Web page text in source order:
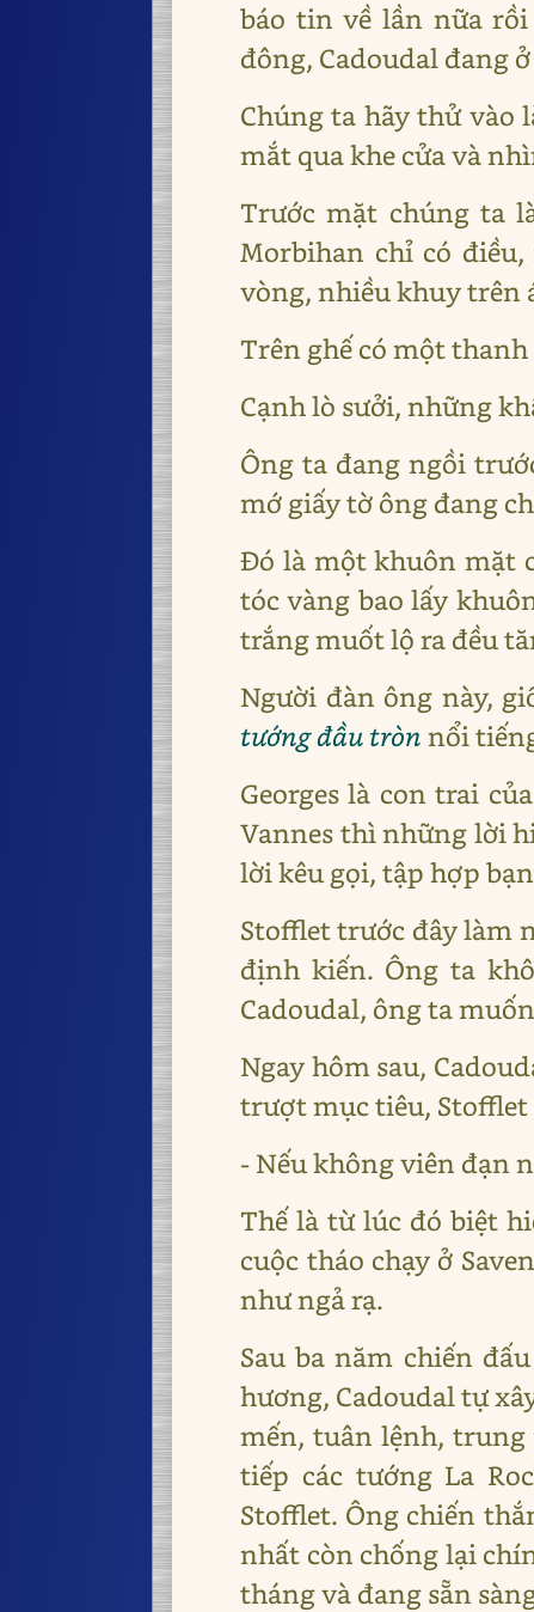
báo tin về lần nữa rồi
đông, Cadoudal đang
Chúng ta hãy thử vào
mắt qua khe cửa và
Trước mặt chúng ta
Morbihan chỉ có
vòng, nhiều khuy trên
Trên ghế có một
Cạnh lò sưởi, những
Ông ta đang ngồi
mớ giấy tờ ông đang
Đó là một khuôn mặt
tóc vàng bao lấy
trắng muốt lộ ra đều
Người đàn ông này,
tướng đầu tròn nổi
Georges là con trai
Vannes thì những lời
lời kêu gọi, tập hợp
Stofflet trước đây làm
định kiến. Ông ta
Cadoudal, ông ta
Ngay hôm sau,
trượt mục tiêu,
- Nếu không viên đạn
Thế là từ lúc đó biệt
cuộc tháo chạy ở
như ngả rạ.
Sau ba năm chiến
hương, Cadoudal tự
mến, tuân lệnh, trung
tiếp các tướng La
Stofflet. Ông chiến
nhất còn chống lại
tháng và đang sẵn